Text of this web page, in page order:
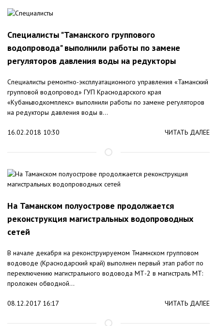
Специалисты "Таманского группового
водопровода" выполнили работы по замене
регуляторов давления воды на редукторы
Специалисты ремонтно-эксплуатационного управления «Таманский
групповой водопровод» ГУП Краснодарского края
«Кубаньводкомплекс» выполнили работы по замене регуляторов
на редукторы давления воды в...
16.02.2018 10:30 ЧИТАТЬ ДАЛЕЕ
На Таманском полуострове продолжается
реконструкция магистральных водопроводных
сетей
В начале декабря на реконструируемом Тмамнском групповом
водоводе (Краснодарский край) выполнен первый этап работ по
переключению магистрального водовода МТ-2 в магистраль МТ:
проложен обводной...
08.12.2017 16:17 ЧИТАТЬ ДАЛЕЕ